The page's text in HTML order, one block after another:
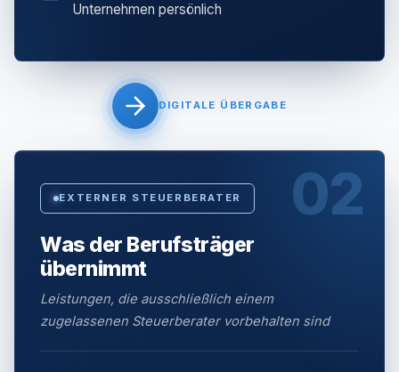
Unternehmen persönlich
DIGITALE ÜBERGABE
02
EXTERNER STEUERBERATER
Was der Berufsträger
übernimmt
Leistungen, die ausschließlich einem
zugelassenen Steuerberater vorbehalten sind